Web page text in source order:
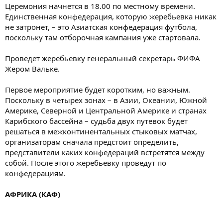
Церемония начнется в 18.00 по местному времени.
Единственная конфедерация, которую жеребьевка никак
не затронет, – это Азиатская конфедерация футбола,
поскольку там отборочная кампания уже стартовала.
Проведет жеребьевку генеральный секретарь ФИФА
Жером Вальке.
Первое мероприятие будет коротким, но важным.
Поскольку в четырех зонах – в Азии, Океании, Южной
Америке, Северной и Центральной Америке и странах
Карибского бассейна – судьба двух путевок будет
решаться в межконтинентальных стыковых матчах,
организаторам сначала предстоит определить,
представители каких конфедераций встретятся между
собой. После этого жеребьевку проведут по
конфедерациям.
АФРИКА (КАФ)